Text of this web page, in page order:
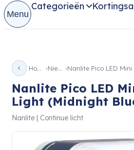
Menu
Categorieën
Home Nieuw
Nanlite Pico LED
Light (Midnight
Nanlite | Continue licht